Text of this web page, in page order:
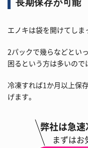
長期保存が可能
エノキは袋を開けてしま
2パックで幾らなどとい
困るという方は多いので
冷凍すれば1か月以上保
げます。
弊社は急速
まずはお